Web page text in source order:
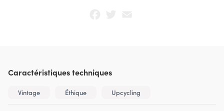
Caractéristiques techniques
Vintage Éthique Upcycling